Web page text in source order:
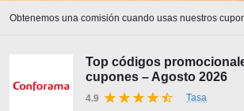
Obtenemos una comisión cuando usas nuestros
Top códigos
cupones – Agosto 2026
4.9
Tasa